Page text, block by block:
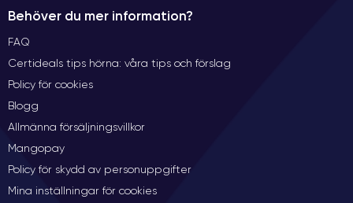
Behöver du mer information?
FAQ
Certideals tips hörna: våra tips och förslag
Policy för cookies
Blogg
Allmänna försäljningsvillkor
Mangopay
Policy för skydd av personuppgifter
Mina inställningar för cookies